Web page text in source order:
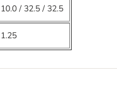
10.0 / 32.5 / 32.5
1.25